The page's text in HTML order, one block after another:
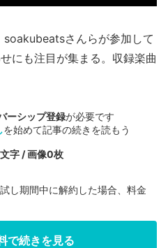
soakubeatsさんらが参加して
にも注目が集まる。収録楽曲
ーシップ登録が必要です
を始めて記事の続きを読もう
字 / 画像0枚
し期間中に解約した場合、料金
で続きを見る